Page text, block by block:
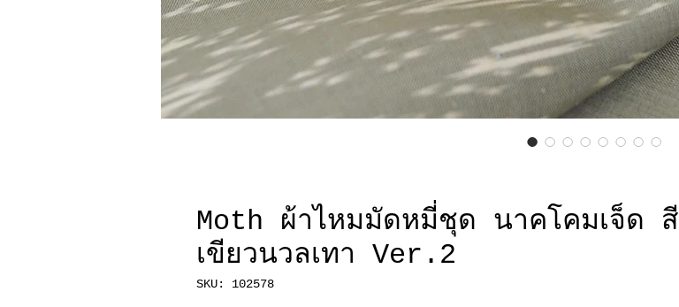
Moth ผ้าไหมมัดหมี่ชุด นาคโคมเจ็ด สี
เขียวนวลเทา Ver.2
SKU: 102578